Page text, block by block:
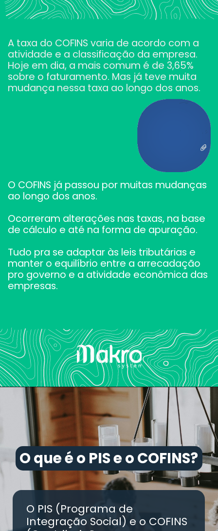
Openinghttps://makrosystem.com.br/blog/o-que-e-o-cofins/
A taxa do COFINS varia de acordo com a
atividade e a classificação da empresa.
Hoje em dia, a mais comum é de 3,65%
sobre o faturamento. Mas já teve muita
mudança nessa taxa ao longo dos anos.
O COFINS já passou por muitas mudanças
ao longo dos anos.
Ocorreram alterações nas taxas, na base
de cálculo e até na forma de apuração.
Tudo pra se adaptar às leis tributárias e
manter o equilíbrio entre a arrecadação
pro governo e a atividade econômica das
empresas.
O que é o PIS e o COFINS?
O que é o PIS e o COFINS?
O PIS (Programa de
Integração Social) e o COFINS